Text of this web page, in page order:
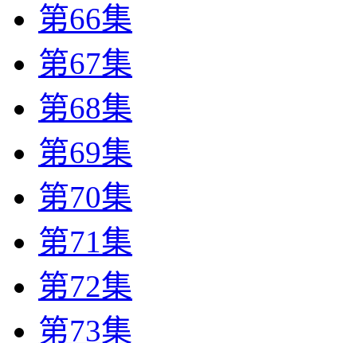
第66集
第67集
第68集
第69集
第70集
第71集
第72集
第73集